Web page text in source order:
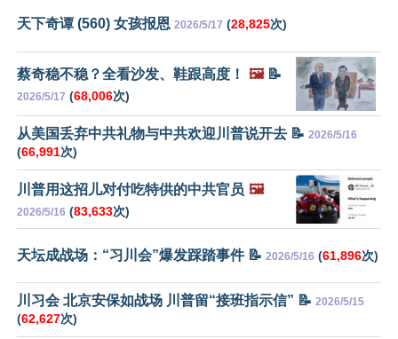
天下奇谭 (560) 女孩报恩 2026/5/17 (28,825次)
蔡奇稳不稳？全看沙发、鞋跟高度！ 🖼️📝
2026/5/17 (68,006次)
从美国丢弃中共礼物与中共欢迎川普说开去 📝 2026/5/16
(66,991次)
川普用这招儿对付吃特供的中共官员 🖼️
2026/5/16 (83,633次)
天坛成战场：“习川会”爆发踩踏事件 📝 2026/5/16 (61,896次)
川习会 北京安保如战场 川普留“接班指示信” 📝 2026/5/15
(62,627次)